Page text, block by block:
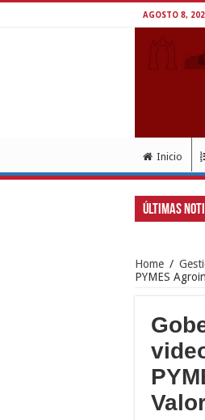
AGOSTO 8,
Inicio
Últimas
Home /
PYMES